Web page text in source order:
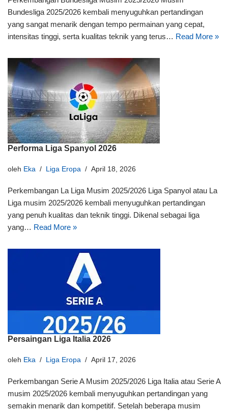
Bundesliga 2025/2026 kembali menyuguhkan pertandingan
yang sangat menarik dengan tempo permainan yang cepat,
intensitas tinggi, serta kualitas teknik yang terus… Read More »
Performa Liga Spanyol 2026
oleh Eka Liga Eropa April 18, 2026
Perkembangan La Liga Musim 2025/2026 Liga Spanyol atau La
Liga musim 2025/2026 kembali menyuguhkan pertandingan
yang penuh kualitas dan teknik tinggi. Dikenal sebagai liga
yang… Read More »
Persaingan Liga Italia 2026
oleh Eka Liga Eropa April 17, 2026
Perkembangan Serie A Musim 2025/2026 Liga Italia atau Serie A
musim 2025/2026 kembali menyuguhkan pertandingan yang
semakin menarik dan kompetitif. Setelah beberapa musim